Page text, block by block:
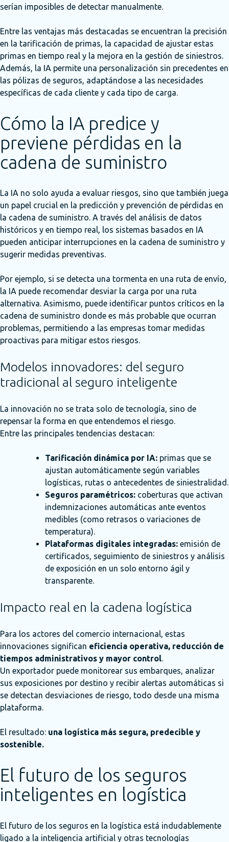
serían imposibles de detectar manualmente.
Entre las ventajas más destacadas se encuentran la precisión
en la tarificación de primas, la capacidad de ajustar estas
primas en tiempo real y la mejora en la gestión de siniestros.
Además, la IA permite una personalización sin precedentes en
las pólizas de seguros, adaptándose a las necesidades
específicas de cada cliente y cada tipo de carga.
Cómo la IA predice y
previene pérdidas en la
cadena de suministro
La IA no solo ayuda a evaluar riesgos, sino que también juega
un papel crucial en la predicción y prevención de pérdidas en
la cadena de suministro. A través del análisis de datos
históricos y en tiempo real, los sistemas basados en IA
pueden anticipar interrupciones en la cadena de suministro y
sugerir medidas preventivas.
Por ejemplo, si se detecta una tormenta en una ruta de envío,
la IA puede recomendar desviar la carga por una ruta
alternativa. Asimismo, puede identificar puntos críticos en la
cadena de suministro donde es más probable que ocurran
problemas, permitiendo a las empresas tomar medidas
proactivas para mitigar estos riesgos.
Modelos innovadores: del seguro
tradicional al seguro inteligente
La innovación no se trata solo de tecnología, sino de
repensar la forma en que entendemos el riesgo.
Entre las principales tendencias destacan:
Tarificación dinámica por IA: primas que se
ajustan automáticamente según variables
logísticas, rutas o antecedentes de siniestralidad.
Seguros paramétricos: coberturas que activan
indemnizaciones automáticas ante eventos
medibles (como retrasos o variaciones de
temperatura).
Plataformas digitales integradas: emisión de
certificados, seguimiento de siniestros y análisis
de exposición en un solo entorno ágil y
transparente.
Impacto real en la cadena logística
Para los actores del comercio internacional, estas
innovaciones significan eficiencia operativa, reducción de
tiempos administrativos y mayor control.
Un exportador puede monitorear sus embarques, analizar
sus exposiciones por destino y recibir alertas automáticas si
se detectan desviaciones de riesgo, todo desde una misma
plataforma.
El resultado: una logística más segura, predecible y
sostenible.
El futuro de los seguros
inteligentes en logística
El futuro de los seguros en la logística está indudablemente
ligado a la inteligencia artificial y otras tecnologías